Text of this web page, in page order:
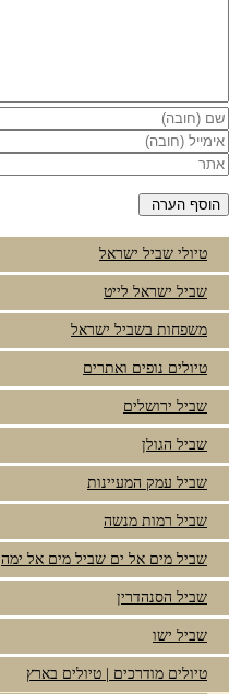
טיולי שביל ישראל
שביל ישראל לייט
משפחות בשביל ישראל
טיולים נופים ואתרים
שביל ירושלים
שביל הגולן
שביל עמק המעיינות
שביל רמות מנשה
שביל מים אל ים שביל מים אל ימה
שביל הסנהדרין
שביל ישו
טיולים מודרכים | טיולים בארץ